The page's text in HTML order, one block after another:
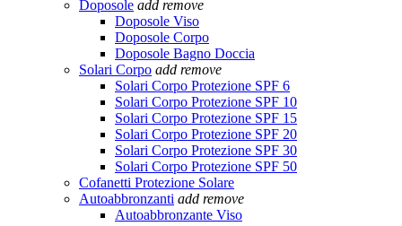
Doposole add remove
Doposole Viso
Doposole Corpo
Doposole Bagno Doccia
Solari Corpo add remove
Solari Corpo Protezione SPF 6
Solari Corpo Protezione SPF 10
Solari Corpo Protezione SPF 15
Solari Corpo Protezione SPF 20
Solari Corpo Protezione SPF 30
Solari Corpo Protezione SPF 50
Cofanetti Protezione Solare
Autoabbronzanti add remove
Autoabbronzante Viso